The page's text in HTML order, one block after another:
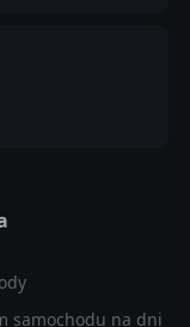
samochodu na dni